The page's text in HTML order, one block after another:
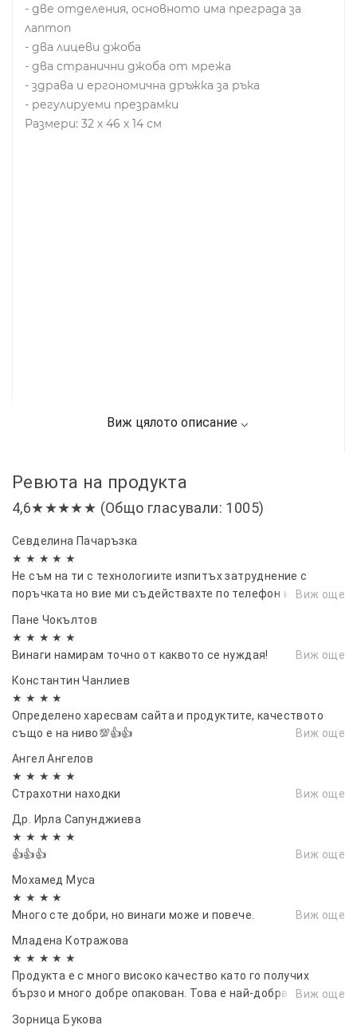
- две отделения, основното има преграда за
лаптоп
- два лицеви джоба
- два странични джоба от мрежа
- здрава и ергономична дръжка за ръка
- регулируеми презрамки
Размери: 32 х 46 х 14 см
Ревюта на продукта
4,6★★★★★ (Общо гласували: 1005)
Севделина Пачаръзка
★ ★ ★ ★ ★
Не съм на ти с технологиите изпитъх затруднение с
поръчката но вие ми съдействахте по телефон и миВиж още
Пане Чокълтов
★ ★ ★ ★ ★
Винаги намирам точно от каквото се нуждая!
Виж още
Константин Чанлиев
★ ★ ★ ★
Определено харесвам сайта и продуктите, качеството
също е на ниво💯👍👍
Виж още
Ангел Ангелов
★ ★ ★ ★ ★
Страхотни находки
Виж още
Др. Ирла Сапунджиева
★ ★ ★ ★ ★
👍👍👍
Виж още
Мохамед Муса
★ ★ ★ ★
Много сте добри, но винаги може и повече.
Виж още
Младена Котражова
★ ★ ★ ★ ★
Продукта е с много високо качество като го получих
бързо и много добре опакован. Това е най-добрата
препоръчвам.
Виж още
Зорница Букова